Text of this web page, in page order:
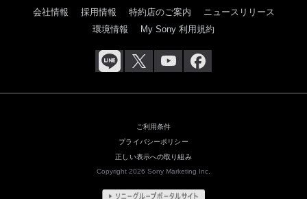
会社情報 採用情報 特約店のご案内
ニュースリリース
環境情報
My Sony 利用規約
ご利用条件
プライバシーポリシー
正しい表示への取り組み
Copyright 2026 Sony Marketing Inc.